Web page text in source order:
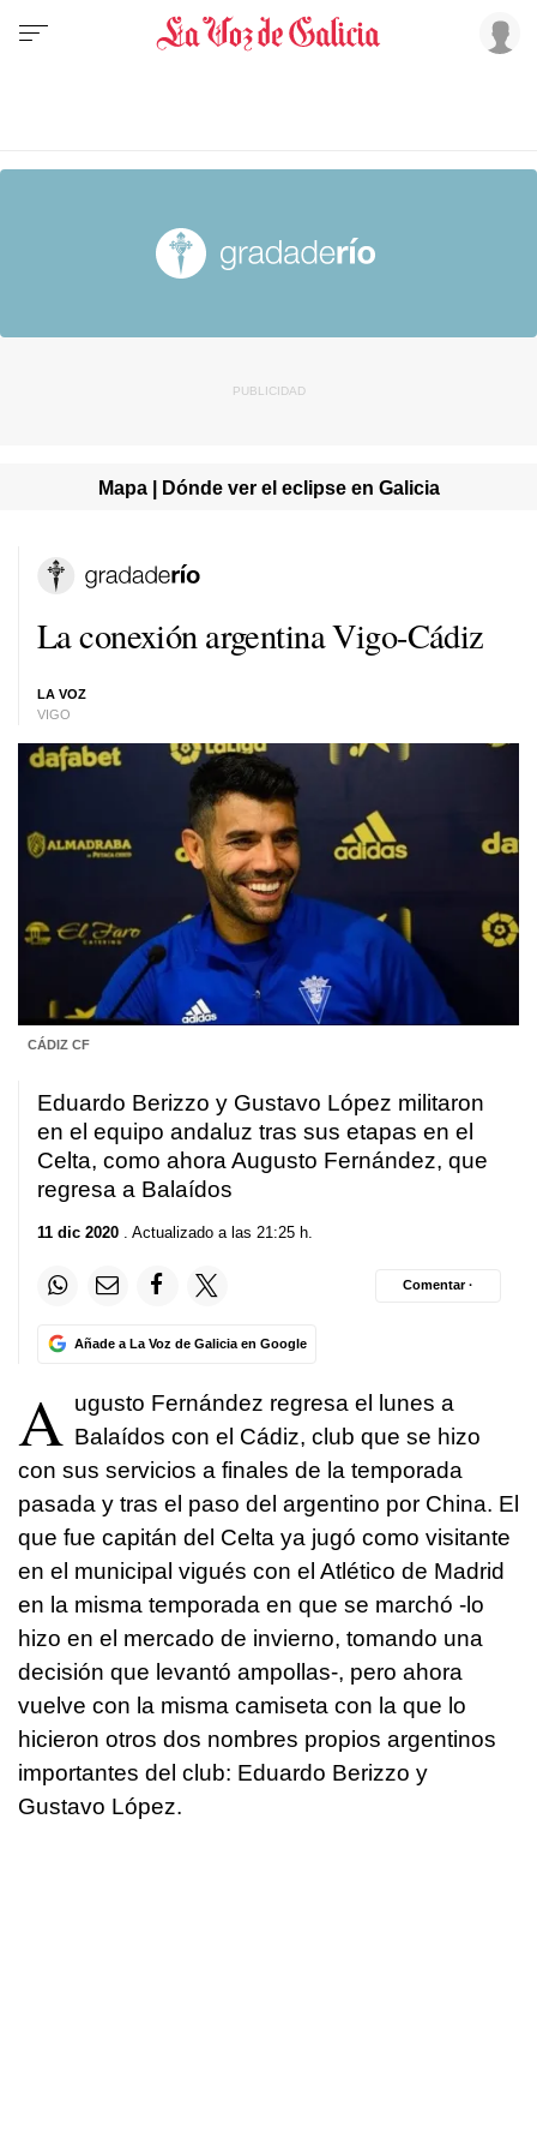
Mapa | Dónde ver el eclipse en Galicia
La conexión argentina Vigo-Cádiz
LA VOZ
VIGO
CÁDIZ CF
Eduardo Berizzo y Gustavo López militaron
en el equipo andaluz tras sus etapas en el
Celta, como ahora Augusto Fernández, que
regresa a Balaídos
11 dic 2020 . Actualizado a las 21:25 h.
Añade a La Voz de Galicia en Google
Comentar ·
A ugusto Fernández regresa el lunes a
Balaídos con el Cádiz, club que se hizo
con sus servicios a finales de la temporada
pasada y tras el paso del argentino por China. El
que fue capitán del Celta ya jugó como visitante
en el municipal vigués con el Atlético de Madrid
en la misma temporada en que se marchó -lo
hizo en el mercado de invierno, tomando una
decisión que levantó ampollas-, pero ahora
vuelve con la misma camiseta con la que lo
hicieron otros dos nombres propios argentinos
importantes del club: Eduardo Berizzo y
Gustavo López.